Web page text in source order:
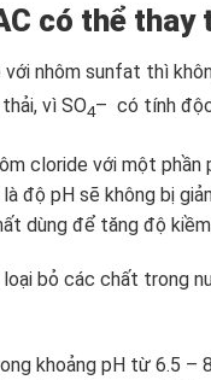
có thể
với nhôm sunfat thì
vì SO4– có tính
cloride với một phần
độ pH sẽ không bị
dùng để tăng độ
bỏ các chất trong
khoảng pH từ 6.5 –